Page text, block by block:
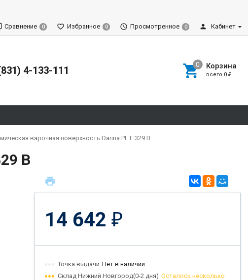
Сравнение 0 Избранное 0 Просмотренное 0 Кабинет
4-133-111 Корзина
всего 0 ₽
варочная поверхность Darina PL E 329 B
B
14 642 ₽
Точка выдачи Нет в наличии
Склад Нижний Новгород(0-2 дня) Осталось несколько